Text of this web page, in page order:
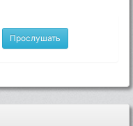
Прослушать